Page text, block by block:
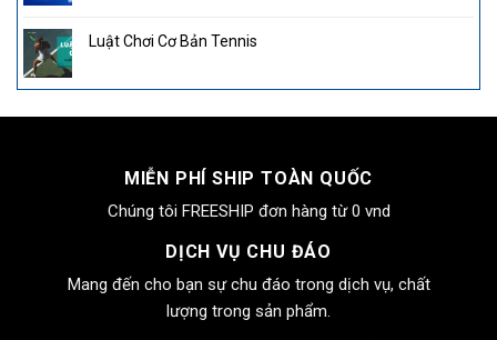
Luật Chơi Cơ Bản Tennis
MIỄN PHÍ SHIP TOÀN QUỐC
Chúng tôi FREESHIP đơn hàng từ 0 vnd
DỊCH VỤ CHU ĐÁO
Mang đến cho bạn sự chu đáo trong dịch vụ, chất
lượng trong sản phẩm.